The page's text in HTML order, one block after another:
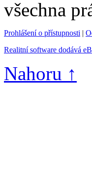
všechna
Prohlášení o přístupnosti |
Realitní software dodává
Nahoru ↑